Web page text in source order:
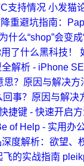
支持情况 小发猫
重避坑指南：
为什么“shop”会变
了什么黑科技！
解析 - iPhone
思？原因与解决方
事？原因与解决
捷键 - 快速开启
of Help - 实用办
深度解析：欲望、
的实战指南